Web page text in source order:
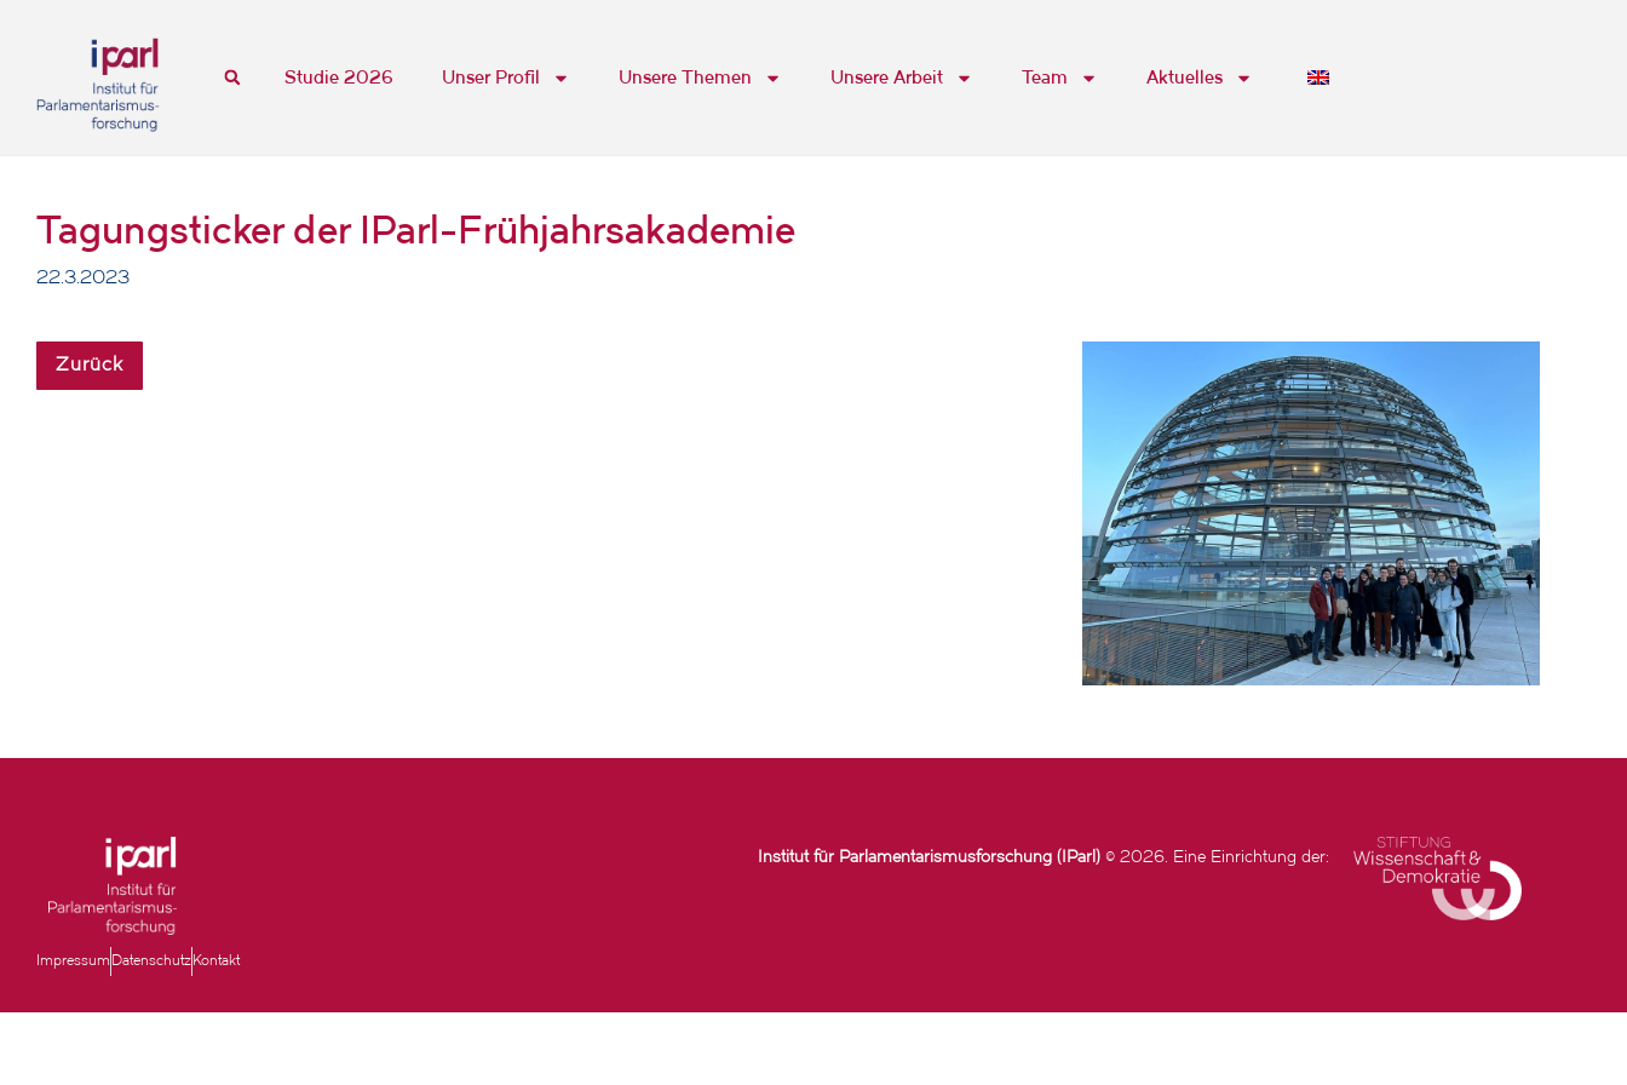
Studie 2026 Unser Profil Unsere Themen Unsere Arbeit Team Aktuelles
Tagungsticker der IParl-Frühjahrsakademie
22.3.2023
Zurück
Institut für Parlamentarismusforschung (IParl)© 2026. Eine Einrichtung der:
Impressum Datenschutz Kontakt